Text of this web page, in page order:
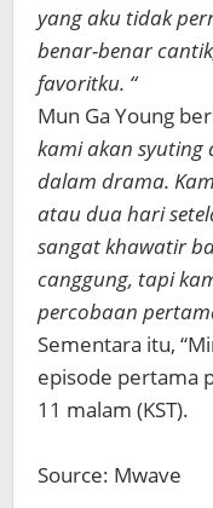
yang aku tidak
benar-benar
favoritku. “
Mun Ga Young
kami akan syuting
dalam drama.
atau dua hari
sangat khawatir
canggung, tapi
percobaan
Sementara itu,
episode pertama
11 ​​malam (KST).
Source: Mwave